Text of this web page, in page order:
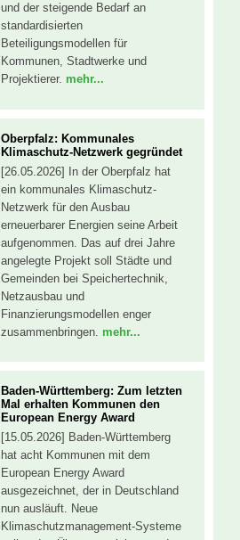
und der steigende Bedarf an
standardisierten
Beteiligungsmodellen für
Kommunen, Stadtwerke und
Projektierer. mehr...
Oberpfalz: Kommunales
Klimaschutz-Netzwerk gegründet
[26.05.2026] In der Oberpfalz hat
ein kommunales Klimaschutz-
Netzwerk für den Ausbau
erneuerbarer Energien seine Arbeit
aufgenommen. Das auf drei Jahre
angelegte Projekt soll Städte und
Gemeinden bei Speichertechnik,
Netzausbau und
Finanzierungsmodellen enger
zusammenbringen. mehr...
Baden-Württemberg: Zum letzten
Mal erhalten Kommunen den
European Energy Award
[15.05.2026] Baden-Württemberg
hat acht Kommunen mit dem
European Energy Award
ausgezeichnet, der in Deutschland
nun ausläuft. Neue
Klimaschutzmanagement-Systeme